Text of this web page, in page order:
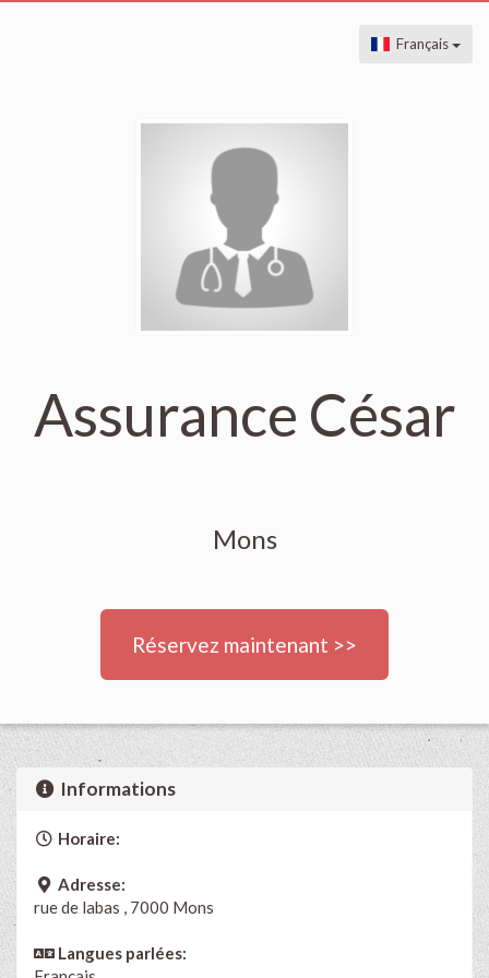
Français
Assurance César
Mons
Réservez maintenant >>
Informations
Horaire:
Adresse:
rue de labas , 7000 Mons
Langues parlées: